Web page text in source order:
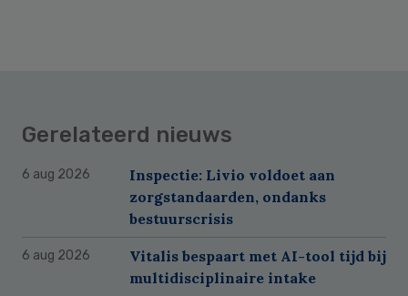
Gerelateerd nieuws
6 aug 2026
Inspectie: Livio voldoet aan
zorgstandaarden, ondanks
bestuurscrisis
6 aug 2026
Vitalis bespaart met AI-tool tijd bij
multidisciplinaire intake